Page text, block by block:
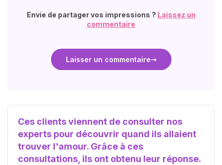
Envie de partager vos impressions ? Laissez un
commentaire
Laisser un commentaire
Ces clients viennent de consulter nos
experts pour découvrir quand ils allaient
trouver l'amour. Grâce à ces
consultations, ils ont obtenu leur réponse.